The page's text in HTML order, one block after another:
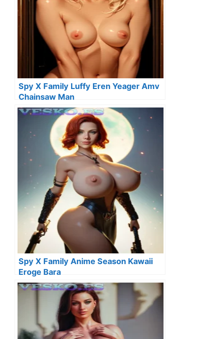
Spy X Family Luffy Eren Yeager Amv
Chainsaw Man
Spy X Family Anime Season Kawaii
Eroge Bara